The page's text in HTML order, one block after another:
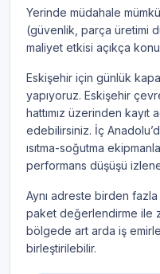
Yerinde müdahale
(güvenlik, parça üretimi
maliyet etkisi açıkça
Eskişehir için günlük
yapıyoruz. Eskişehir
hattımız üzerinden
edebilirsiniz. İç
ısıtma-soğutma
performans düşüşü
Aynı adreste birden
paket değerlendirme ile
bölgede art arda iş
birleştirilebilir.